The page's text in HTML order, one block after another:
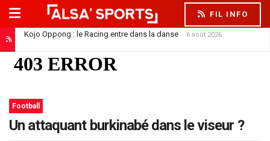
FIL INFO
Saïdou Sow file à Nantes : un départ qui libère la défense
Football
Un attaquant burkinabé dans le viseur ?